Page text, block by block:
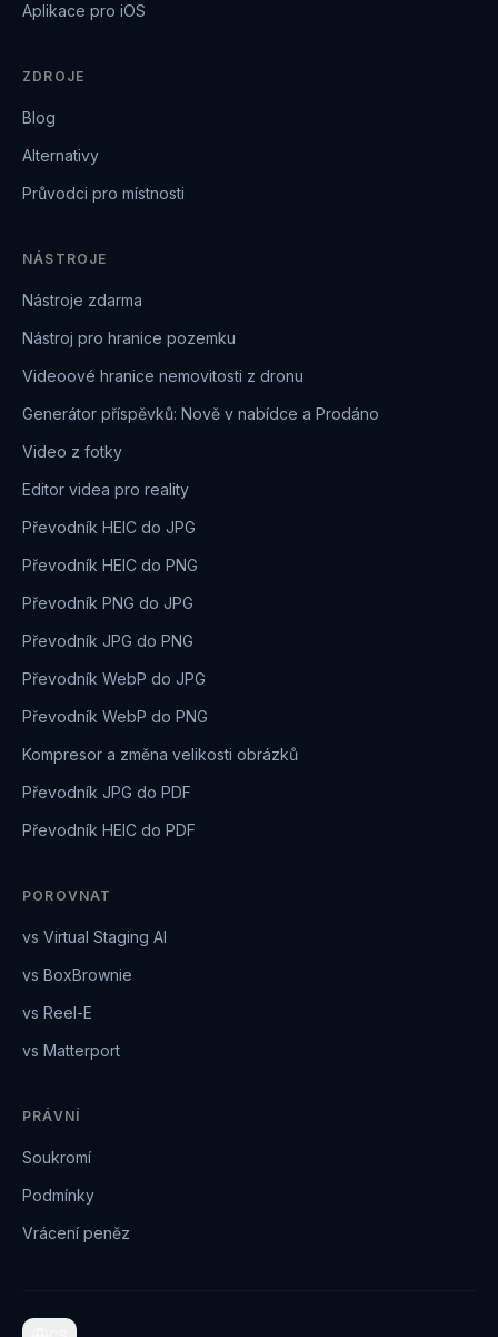
Aplikace pro iOS
ZDROJE
Blog
Alternativy
Průvodci pro místnosti
NÁSTROJE
Nástroje zdarma
Nástroj pro hranice pozemku
Videoové hranice nemovitosti z dronu
Generátor příspěvků: Nově v nabídce a Prodáno
Video z fotky
Editor videa pro reality
Převodník HEIC do JPG
Převodník HEIC do PNG
Převodník PNG do JPG
Převodník JPG do PNG
Převodník WebP do JPG
Převodník WebP do PNG
Kompresor a změna velikosti obrázků
Převodník JPG do PDF
Převodník HEIC do PDF
POROVNAT
vs Virtual Staging AI
vs BoxBrownie
vs Reel-E
vs Matterport
PRÁVNÍ
Soukromí
Podmínky
Vrácení peněz